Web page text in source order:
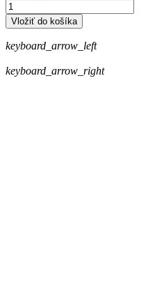
Vložiť do košíka
keyboard_arrow_left
keyboard_arrow_right